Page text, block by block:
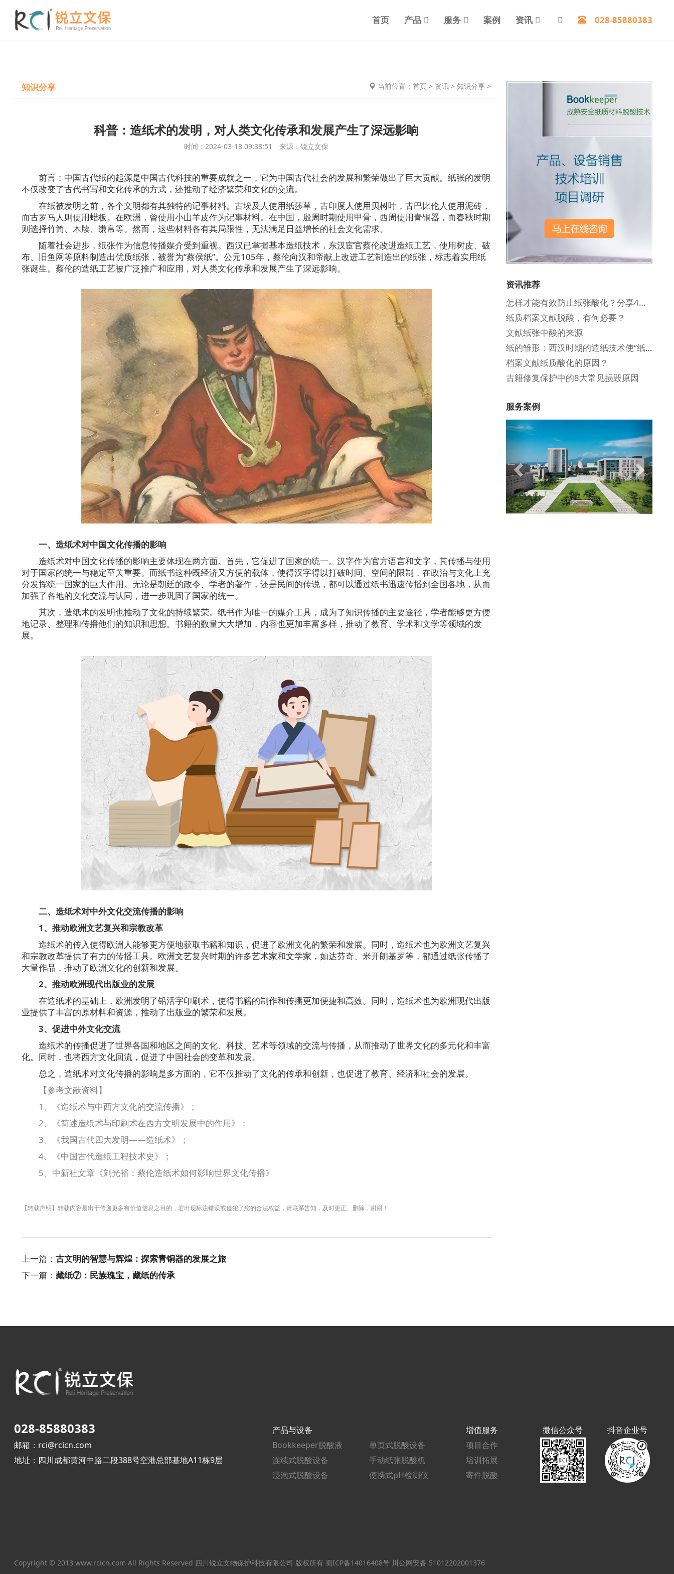
首页 产品 服务 案例 资讯 028-85880383
知识分享 当前位置： 首页> 资讯> 知识分享>
科普：造纸术的发明，对人类文化传承和发展产生了深远影响
时间：2024-03-18 09:38:51 来源：锐立文保
前言：中国古代纸的起源是中国古代科技的重要成就之一，它为中国古代社会的发展和繁荣做出了巨大贡献。纸张的发明
不仅改变了古代书写和文化传承的方式，还推动了经济繁荣和文化的交流。
在纸被发明之前，各个文明都有其独特的记事材料。古埃及人使用纸莎草，古印度人使用贝树叶，古巴比伦人使用泥砖，
而古罗马人则使用蜡板。在欧洲，曾使用小山羊皮作为记事材料。在中国，殷周时期使用甲骨，西周使用青铜器，而春秋时期
则选择竹简、木牍、缣帛等。然而，这些材料各有其局限性，无法满足日益增长的社会文化需求。
随着社会进步，纸张作为信息传播媒介受到重视。西汉已掌握基本造纸技术，东汉宦官蔡伦改进造纸工艺，使用树皮、破
布、旧鱼网等原料制造出优质纸张，被誉为“蔡侯纸”。公元105年，蔡伦向汉和帝献上改进工艺制造出的纸张，标志着实用纸
张诞生。蔡伦的造纸工艺被广泛推广和应用，对人类文化传承和发展产生了深远影响。
一、造纸术对中国文化传播的影响
造纸术对中国文化传播的影响主要体现在两方面。首先，它促进了国家的统一。汉字作为官方语言和文字，其传播与使用
对于国家的统一与稳定至关重要。而纸书这种既经济又方便的载体，使得汉字得以打破时间、空间的限制，在政治与文化上充
分发挥统一国家的巨大作用。无论是朝廷的政令、学者的著作，还是民间的传说，都可以通过纸书迅速传播到全国各地，从而
加强了各地的文化交流与认同，进一步巩固了国家的统一。
其次，造纸术的发明也推动了文化的持续繁荣。纸书作为唯一的媒介工具，成为了知识传播的主要途径，学者能够更方便
地记录、整理和传播他们的知识和思想。书籍的数量大大增加，内容也更加丰富多样，推动了教育、学术和文学等领域的发
展。
二、造纸术对中外文化交流传播的影响
1、推动欧洲文艺复兴和宗教改革
造纸术的传入使得欧洲人能够更方便地获取书籍和知识，促进了欧洲文化的繁荣和发展。同时，造纸术也为欧洲文艺复兴
和宗教改革提供了有力的传播工具。欧洲文艺复兴时期的许多艺术家和文学家，如达芬奇、米开朗基罗等，都通过纸张传播了
大量作品，推动了欧洲文化的创新和发展。
2、推动欧洲现代出版业的发展
在造纸术的基础上，欧洲发明了铅活字印刷术，使得书籍的制作和传播更加便捷和高效。同时，造纸术也为欧洲现代出版
业提供了丰富的原材料和资源，推动了出版业的繁荣和发展。
3、促进中外文化交流
造纸术的传播促进了世界各国和地区之间的文化、科技、艺术等领域的交流与传播，从而推动了世界文化的多元化和丰富
化。同时，也将西方文化回流，促进了中国社会的变革和发展。
总之，造纸术对文化传播的影响是多方面的，它不仅推动了文化的传承和创新，也促进了教育、经济和社会的发展。
【参考文献资料】
1、《造纸术与中西方文化的交流传播》；
2、《简述造纸术与印刷术在西方文明发展中的作用》；
3、《我国古代四大发明——造纸术》；
4、《中国古代造纸工程技术史》；
5、中新社文章《刘光裕：蔡伦造纸术如何影响世界文化传播》
【转载声明】转载内容是出于传递更多有价值信息之目的，若出现标注错误或侵犯了您的合法权益，请联系告知，及时更正、删除，谢谢！
上一篇：古文明的智慧与辉煌：探索青铜器的发展之旅
下一篇：藏纸⑦：民族瑰宝，藏纸的传承
资讯推荐
怎样才能有效防止纸张酸化？分享4个方法！
纸质档案文献脱酸，有何必要？
文献纸张中酸的来源
纸的雏形：西汉时期的造纸技术使“纸”的进程加快一步
档案文献纸质酸化的原因？
古籍修复保护中的8大常见损毁原因
服务案例
Previous
028-85880383
邮箱：rci@rcicn.com
地址：四川成都黄河中路二段388号空港总部基地A11栋9层
产品与设备
Bookkeeper脱酸液
单页式脱酸设备
连续式脱酸设备
手动纸张脱酸机
浸泡式脱酸设备
便携式pH检测仪
增值服务
项目合作
培训拓展
寄件脱酸
微信公众号 抖音企业号
Copyright © 2013 www.rcicn.com All Rights Reserved 四川锐立文物保护科技有限公司 版权所有蜀ICP备14016408号 川公网安备 51012202001376